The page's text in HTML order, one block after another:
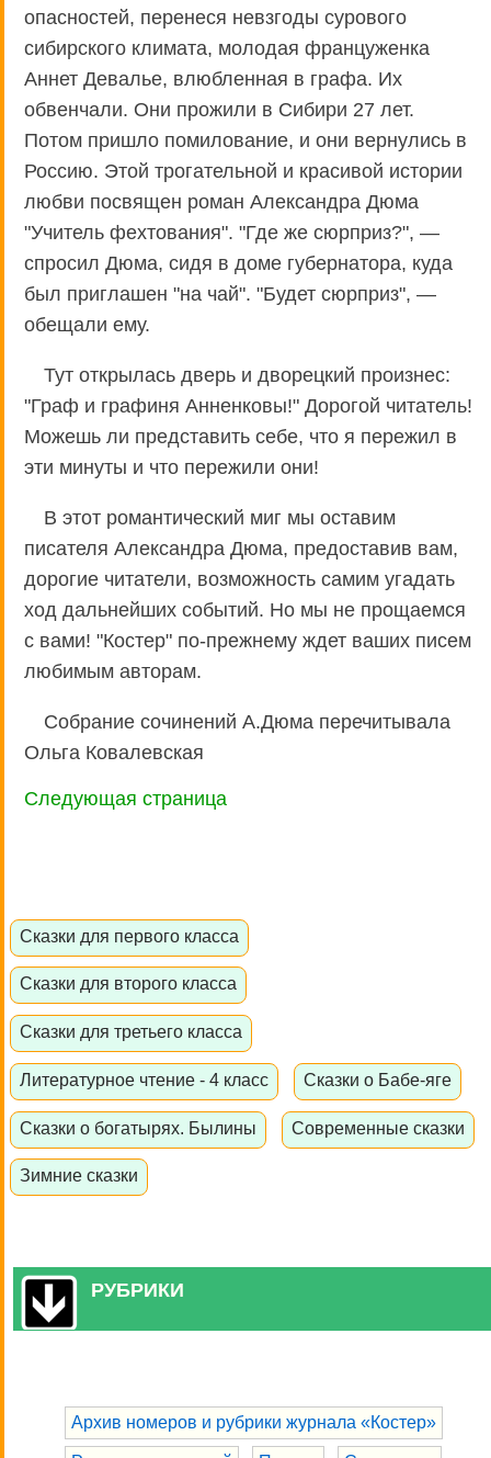
опасностей, перенеся невзгоды сурового
сибирского климата, молодая француженка
Аннет Девалье, влюбленная в графа. Их
обвенчали. Они прожили в Сибири 27 лет.
Потом пришло помилование, и они вернулись в
Россию. Этой трогательной и красивой истории
любви посвящен роман Александра Дюма
"Учитель фехтования". "Где же сюрприз?", —
спросил Дюма, сидя в доме губернатора, куда
был приглашен "на чай". "Будет сюрприз", —
обещали ему.
Тут открылась дверь и дворецкий произнес:
"Граф и графиня Анненковы!" Дорогой читатель!
Можешь ли представить себе, что я пережил в
эти минуты и что пережили они!
В этот романтический миг мы оставим
писателя Александра Дюма, предоставив вам,
дорогие читатели, возможность самим угадать
ход дальнейших событий. Но мы не прощаемся
с вами! "Костер" по-прежнему ждет ваших писем
любимым авторам.
Собрание сочинений А.Дюма перечитывала
Ольга Ковалевская
Следующая страница
Сказки для первого класса
Сказки для второго класса
Сказки для третьего класса
Литературное чтение - 4 класс Сказки о Бабе-яге
Сказки о богатырях. Былины Современные сказки
Зимние сказки
РУБРИКИ
Архив номеров и рубрики журнала «Костер»